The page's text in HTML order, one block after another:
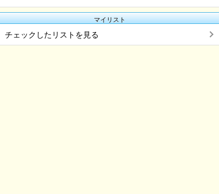
マイリスト
チェックしたリストを見る